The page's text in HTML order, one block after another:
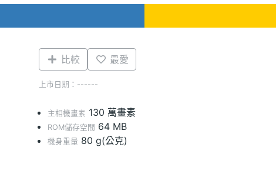
比較 最愛
上市日期：------
主相機畫素 130 萬畫素
ROM儲存空間 64 MB
機身重量 80 g(公克)